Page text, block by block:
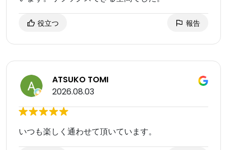
役立つ 報告
ATSUKO TOMI
2026.08.03
いつも楽しく通わせて頂いています。